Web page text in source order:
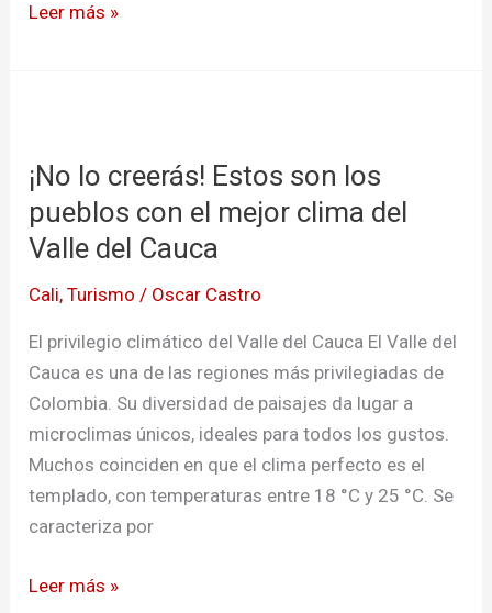
Leer más »
¡No lo creerás! Estos son los
pueblos con el mejor clima del
Valle del Cauca
Cali,Turismo / Oscar Castro
El privilegio climático del Valle del Cauca El Valle del
Cauca es una de las regiones más privilegiadas de
Colombia. Su diversidad de paisajes da lugar a
microclimas únicos, ideales para todos los gustos.
Muchos coinciden en que el clima perfecto es el
templado, con temperaturas entre 18 °C y 25 °C. Se
caracteriza por
creerás!
Estos
son
pueblos
Leer más »